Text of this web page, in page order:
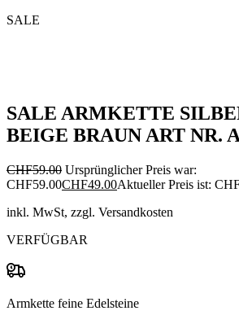
SALE
SALE ARMKETTE
BEIGE BRAUN ART NR.
CHF59.00 Ursprünglicher Preis war:
CHF59.00CHF49.00Aktueller Preis ist:
inkl. MwSt, zzgl. Versandkosten
VERFÜGBAR
Armkette feine Edelsteine